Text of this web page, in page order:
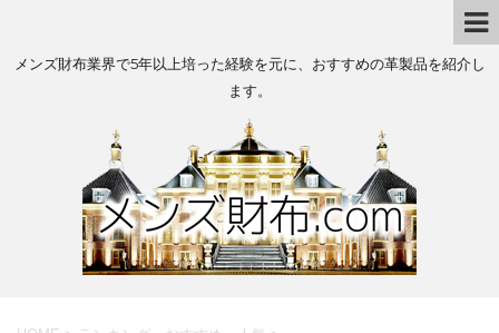
メンズ財布業界で5年以上培った経験を元に、おすすめの革製品を紹介し
ます。